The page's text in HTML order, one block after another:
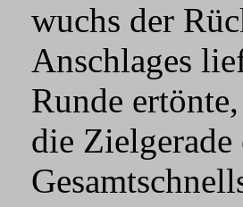
wuchs der
Anschlages
Runde
die Zielgerade